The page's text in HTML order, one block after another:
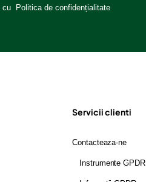
cu Politica de confidențialitate
Servicii clienti
Contacteaza-ne
Instrumente GPDR